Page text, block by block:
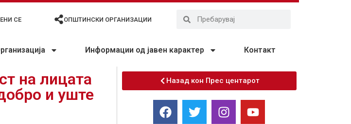
СЕ ОПШТИНСКИ ОРГАНИЗАЦИИ
Информации од јавен карактер Контакт
на лицата
и уште
Назад кон Прес центарот